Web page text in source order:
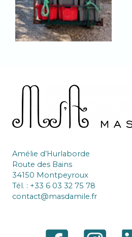
Amélie d’Hurlaborde
Route des Bains
34150 Montpeyroux
Tél. : +33 6 03 32 75 78
contact@masdamile.fr